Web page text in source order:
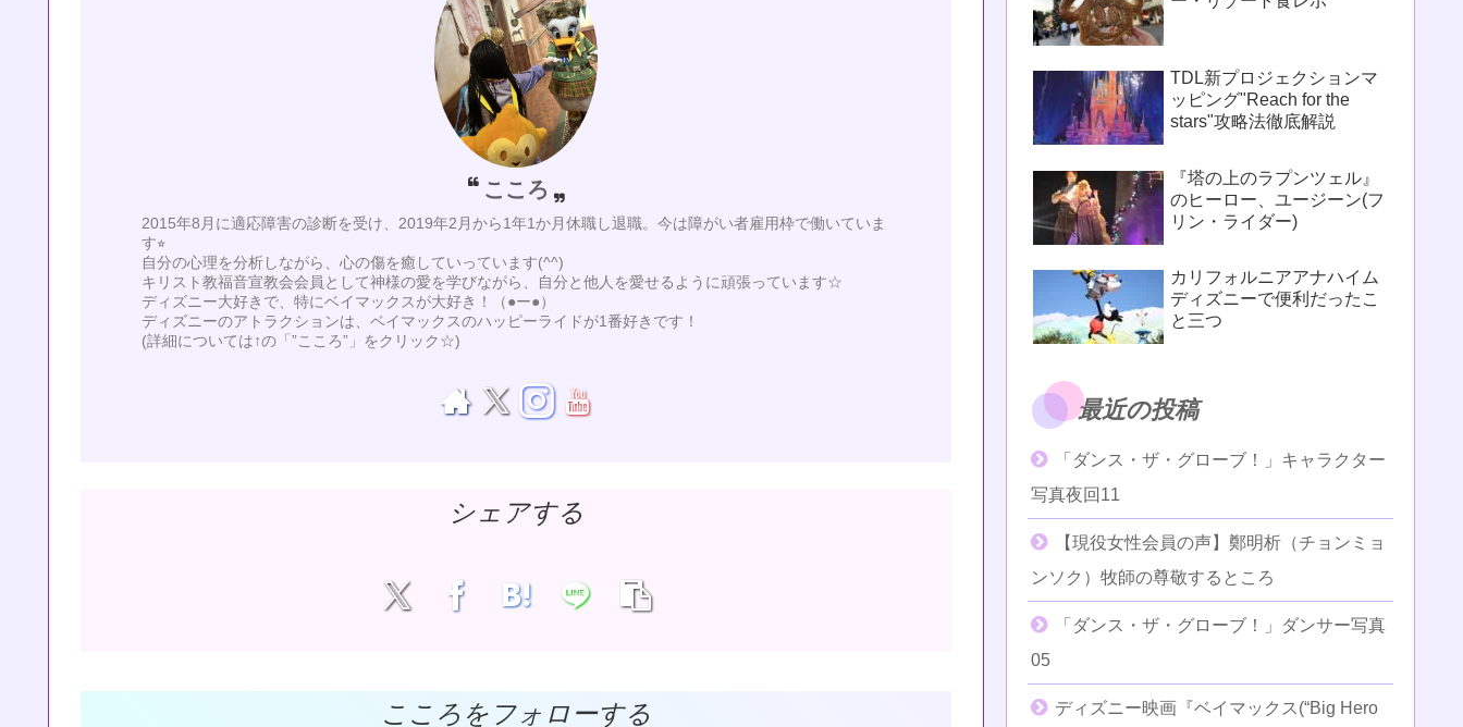
こころ
2015年8月に適応障害の診断を受け、2019年2月から1年1か月休職し退職。今は障がい者雇用枠で働いていま
す⭐︎
自分の心理を分析しながら、心の傷を癒していっています(^^)
キリスト教福音宣教会会員として神様の愛を学びながら、自分と他人を愛せるように頑張っています☆
ディズニー大好きで、特にベイマックスが大好き！（●ー●）
ディズニーのアトラクションは、ベイマックスのハッピーライドが1番好きです！
(詳細については↑の「”こころ”」をクリック☆)
シェアする
こころをフォローする
TDL新プロジェクションマ
ッピング"Reach for the
stars"攻略法徹底解説
『塔の上のラプンツェル』
のヒーロー、ユージーン(フ
リン・ライダー)
カリフォルニアアナハイム
ディズニーで便利だったこ
と三つ
最近の投稿
「ダンス・ザ・グローブ！」キャラクター
写真夜回11
【現役女性会員の声】鄭明析（チョンミョ
ンソク）牧師の尊敬するところ
「ダンス・ザ・グローブ！」ダンサー写真
05
ディズニー映画『ベイマックス(“Big Hero